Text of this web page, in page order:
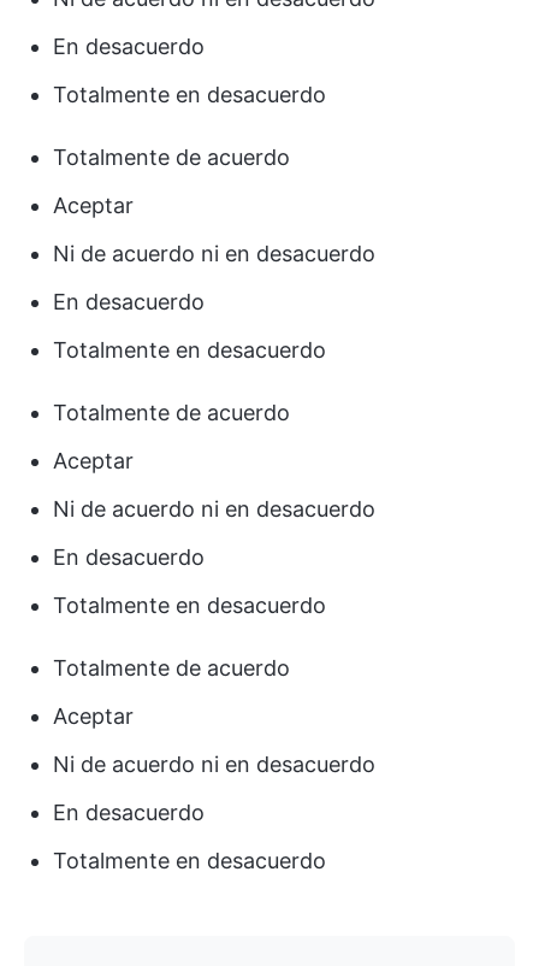
En desacuerdo
Totalmente en desacuerdo
Totalmente de acuerdo
Aceptar
Ni de acuerdo ni en desacuerdo
En desacuerdo
Totalmente en desacuerdo
Totalmente de acuerdo
Aceptar
Ni de acuerdo ni en desacuerdo
En desacuerdo
Totalmente en desacuerdo
Totalmente de acuerdo
Aceptar
Ni de acuerdo ni en desacuerdo
En desacuerdo
Totalmente en desacuerdo